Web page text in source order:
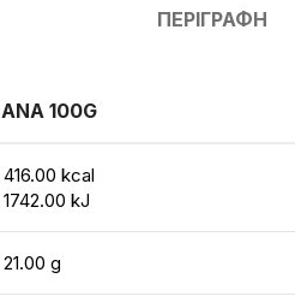
ΠΕΡΙΓΡΑΦΉ
ΑΝΑ 100G
416.00 kcal
1742.00 kJ
21.00 g